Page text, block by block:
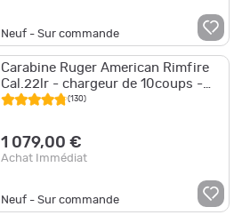
Neuf - Sur commande
Carabine Ruger American Rimfire
Cal.22lr - chargeur de 10coups -
canon de 56cm
(130)
1 079,00 €
Achat Immédiat
Neuf - Sur commande